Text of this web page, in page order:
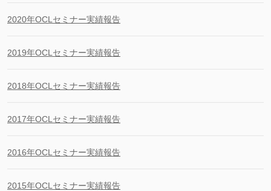
2020年OCLセミナー実績報告
2019年OCLセミナー実績報告
2018年OCLセミナー実績報告
2017年OCLセミナー実績報告
2016年OCLセミナー実績報告
2015年OCLセミナー実績報告